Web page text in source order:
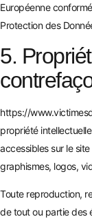
Européenne
Protection des
5.
https://
propriété
accessibles sur le
graphismes, logos,
Toute reproduction,
de tout ou partie des